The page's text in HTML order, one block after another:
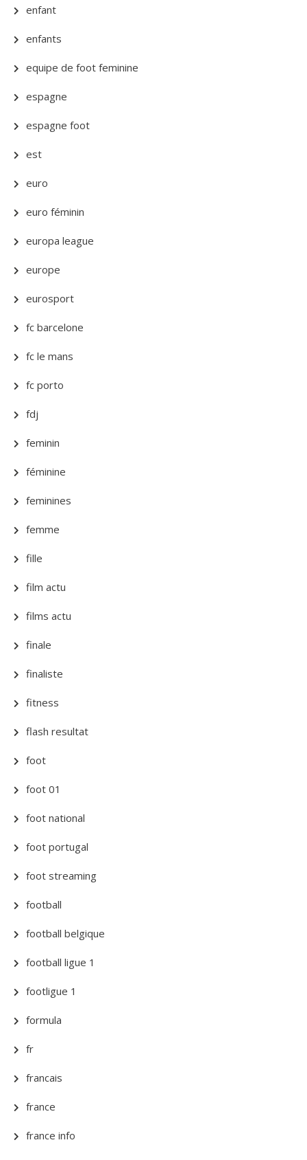
enfant
enfants
equipe de foot feminine
espagne
espagne foot
est
euro
euro féminin
europa league
europe
eurosport
fc barcelone
fc le mans
fc porto
fdj
feminin
féminine
feminines
femme
fille
film actu
films actu
finale
finaliste
fitness
flash resultat
foot
foot 01
foot national
foot portugal
foot streaming
football
football belgique
football ligue 1
footligue 1
formula
fr
francais
france
france info